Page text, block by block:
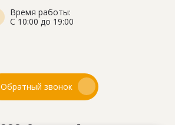
Время работы:
С 10:00 до 19:00
Обратный звонок